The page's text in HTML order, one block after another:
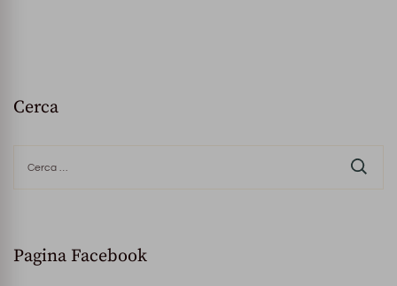
Cerca
per:
Pagina Facebook